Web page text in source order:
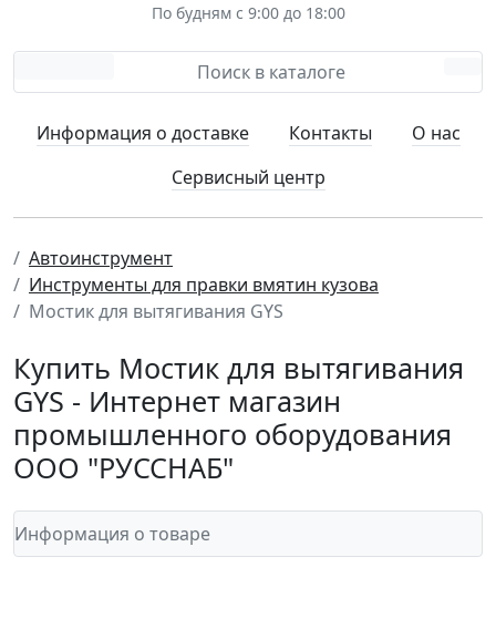
По будням с 9:00 до 18:00
Информация о доставке Контакты
О нас
Сервисный центр
Автоинструмент
Инструменты для правки вмятин кузова
Мостик для вытягивания GYS
Купить Мостик для вытягивания
GYS - Интернет магазин
промышленного оборудования
ООО "РУССНАБ"
Информация о товаре